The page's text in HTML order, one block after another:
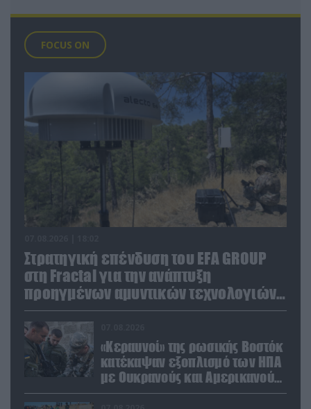
FOCUS ON
Στρατηγική επένδυση του EFA GROUP
στη Fractal για την ανάπτυξη
προηγμένων αμυντικών τεχνολογιών
σε Ελλάδα και Κύπρο
«Κεραυνοί» της ρωσικής Βοστόκ
κατέκαψαν εξοπλισμό των ΗΠΑ
με Ουκρανούς και Αμερικανούς
μισθοφόρους – Δείτε βίντεο